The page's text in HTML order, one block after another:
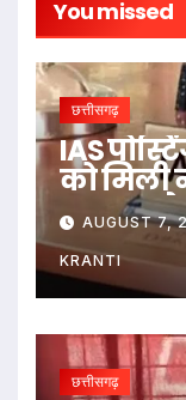
You missed
छत्तीसगढ़
IAS
को मिली
सरकार ने
AUGUST 7,
KRANTI
छत्तीसगढ़